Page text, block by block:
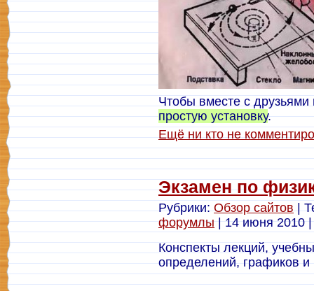
Чтобы вместе с
простую установку.
Ещё ни кто не
Экзамен по
Рубрики:Обзор сайтов|
форумлы| 14 июня 2010 |
Конспекты лекций,
определений, графиков и